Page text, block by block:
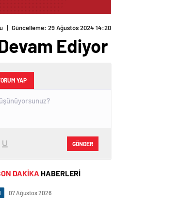
| Güncelleme: 29 Ağustos 2024 14:20
Ediyor
YAP
GÖNDER
DAKİKA HABERLERİ
07 Ağustos 2026